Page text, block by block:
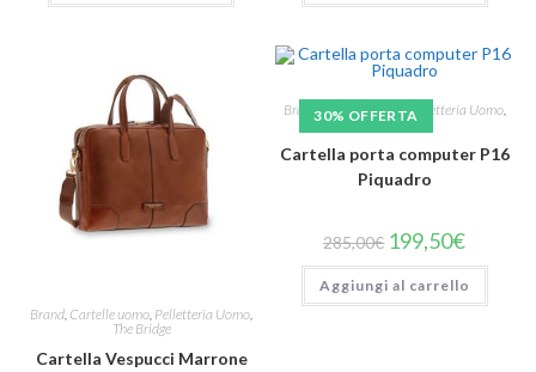
Brand, Cartelle uomo, Pelletteria Uomo,
The Bridge
Cartella Vespucci Marrone
30% OFFERTA
Brand,Cartelle uomo,Pelletteria Uomo,
Piquadro
Cartella porta computer P16
Piquadro
285,00€ 199,50€
Aggiungi al carrello